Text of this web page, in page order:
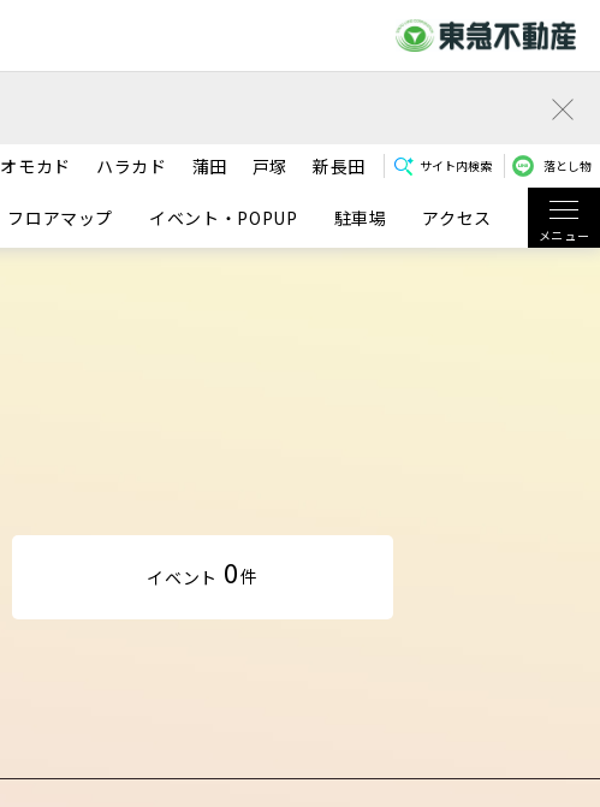
オモカド ハラカド 蒲田 戸塚 新長田 サイト内検索 落とし物
フロアマップ イベント・POPUP 駐車場 アクセス
メニュー
イベント 0件